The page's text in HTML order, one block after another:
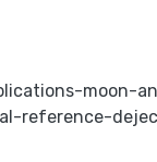
moon-
reference-